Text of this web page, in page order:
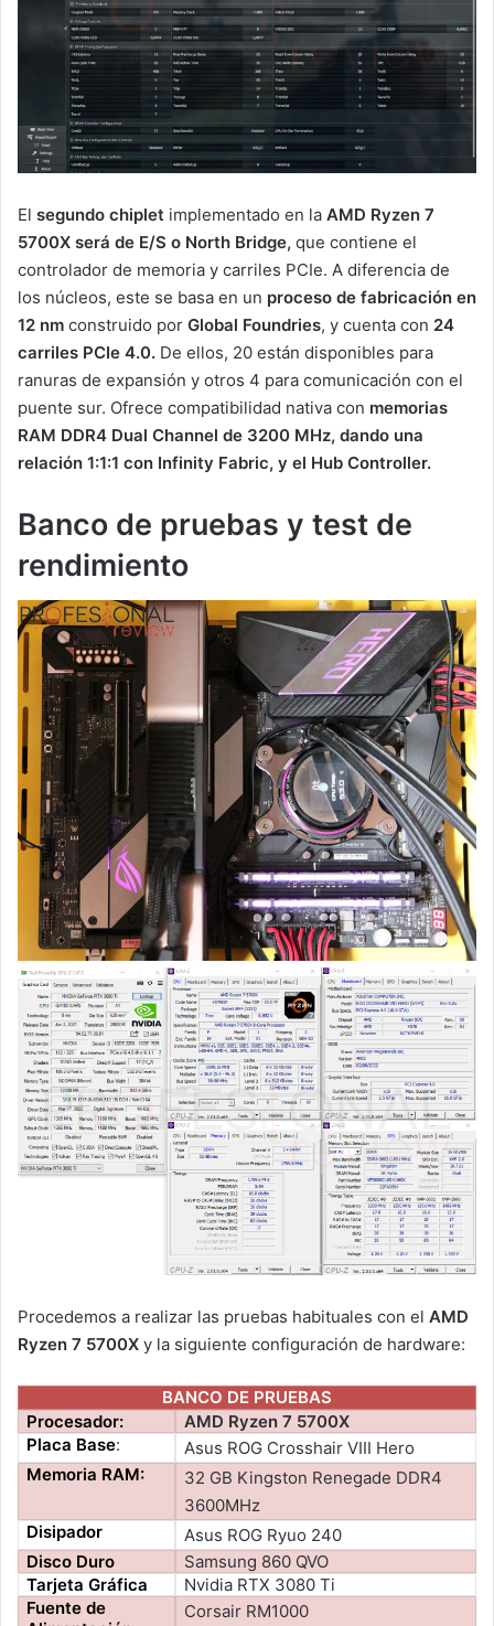
El segundo chiplet implementado en la AMD Ryzen 7
5700X será de E/S o North Bridge, que contiene el
controlador de memoria y carriles PCIe. A diferencia de
los núcleos, este se basa en un proceso de fabricación en
12 nm construido por Global Foundries, y cuenta con 24
carriles PCIe 4.0. De ellos, 20 están disponibles para
ranuras de expansión y otros 4 para comunicación con el
puente sur. Ofrece compatibilidad nativa con memorias
RAM DDR4 Dual Channel de 3200 MHz, dando una
relación 1:1:1 con Infinity Fabric, y el Hub Controller.
Banco de pruebas y test de
rendimiento
Procedemos a realizar las pruebas habituales con el AMD
Ryzen 7 5700X y la siguiente configuración de hardware:
BANCO DE PRUEBAS
Procesador:
AMD Ryzen 7 5700X
Placa Base:
Asus ROG Crosshair VIII Hero
Memoria RAM:
32 GB Kingston Renegade DDR4
3600MHz
Disipador
Asus ROG Ryuo 240
Disco Duro
Samsung 860 QVO
Tarjeta Gráfica
Nvidia RTX 3080 Ti
Fuente de
Corsair RM1000